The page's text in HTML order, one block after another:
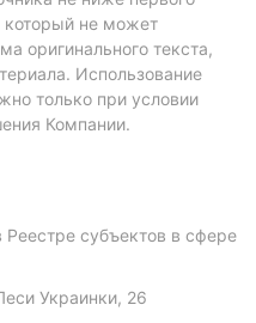
который не может
оригинального текста,
Использование
только при условии
Компании.
субъектов в сфере
Украинки, 26